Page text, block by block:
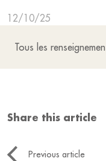
12/10/25
Tous les
Share this article
Previous article